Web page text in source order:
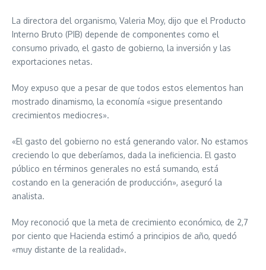
La directora del organismo, Valeria Moy, dijo que el Producto
Interno Bruto (PIB) depende de componentes como el
consumo privado, el gasto de gobierno, la inversión y las
exportaciones netas.
Moy expuso que a pesar de que todos estos elementos han
mostrado dinamismo, la economía «sigue presentando
crecimientos mediocres».
«El gasto del gobierno no está generando valor. No estamos
creciendo lo que deberíamos, dada la ineficiencia. El gasto
público en términos generales no está sumando, está
costando en la generación de producción», aseguró la
analista.
Moy reconoció que la meta de crecimiento económico, de 2,7
por ciento que Hacienda estimó a principios de año, quedó
«muy distante de la realidad».